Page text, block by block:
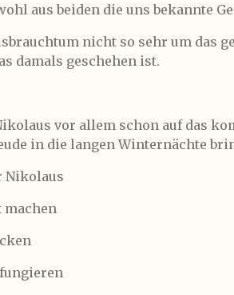
aus beiden die uns bekannte
nicht so sehr um das
damals geschehen ist.
vor allem schon auf das
in die langen Winternächte
Nikolaus
machen